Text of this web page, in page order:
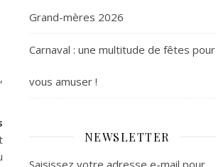
,
Grand-mères 2026
Carnaval : une multitude de fêtes pour
vous amuser !
NEWSLETTER
Saisissez votre adresse e-mail pour